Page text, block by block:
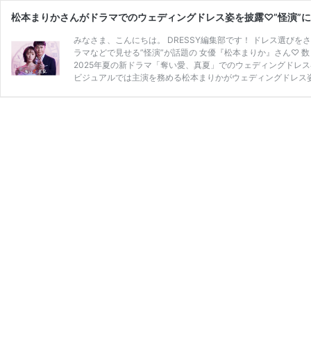
松本まりかさんがドラマでのウェディングドレス姿を披露♡”怪演”
みなさま、こんにちは。 DRESSY編集部です！ ドレス選びを
ラマなどで見せる”怪演”が話題の 女優『松本まりか』さん♡
2025年夏の新ドラマ「奪い愛、真夏」でのウェディングドレ
ビジュアルでは主演を務める松本まりかがウェディングドレ